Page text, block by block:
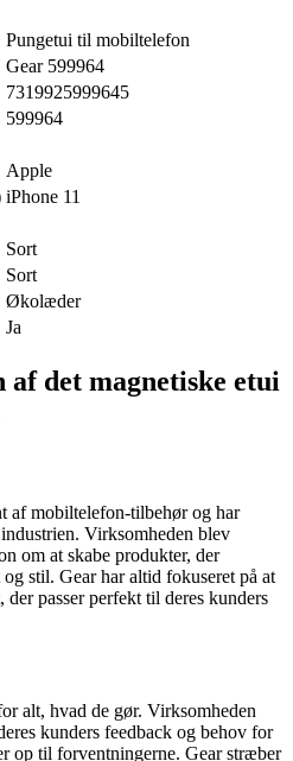
Pungetui til mobiltelefon
Gear 599964
7319925999645
599964
Apple
iPhone 11
Sort
Sort
Økolæder
Ja
af det magnetiske etui
af mobiltelefon-tilbehør og har
Virksomheden blev
om at skabe produkter, der
stil. Gear har altid fokuseret på at
passer perfekt til deres kunders
alt, hvad de gør. Virksomheden
kunders feedback og behov for
op til forventningerne. Gear stræber